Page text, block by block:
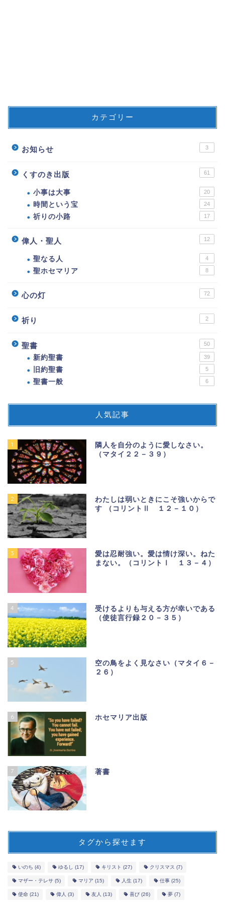
カテゴリー
お知らせ 3
くすのき出版 61
小事は大事 20
時間という宝 24
祈りの小路 17
偉人・聖人 12
聖なる人 4
聖ホセマリア 8
心の灯 72
祈り 2
聖書 50
新約聖書 39
旧約聖書 5
聖書一般 6
人気記事
1
隣人を自分のように愛しなさい。
（マタイ２２－３９）
2
わたしは弱いときにこそ強いからで
す （コリントⅡ １２－１０）
3
愛は忍耐強い。愛は情け深い。ねた
まない。（コリントⅠ １３－４）
4
受けるよりも与える方が幸いである
（使徒言行録２０－３５）
5
空の鳥をよく見なさい（マタイ６－
２６）
6 ホセマリア出版
7 著書
タグから探せます
いのち (4) ゆるし (17) キリスト (27) クリスマス (7)
マザー・テレサ (5) マリア (15) 人生 (17) 仕事 (25)
使命 (21) 偉人 (3) 友人 (13) 喜び (26) 夢 (7)